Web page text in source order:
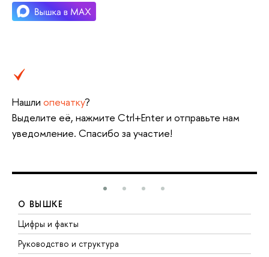
Нашли опечатку?
Выделите её, нажмите Ctrl+Enter и отправьте нам
уведомление. Спасибо за участие!
О ВЫШКЕ
Цифры и факты
Руководство и структура